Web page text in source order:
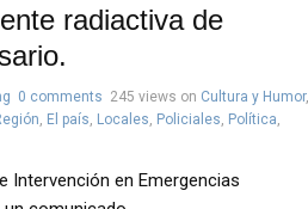
radiactiva de
0 comments 245 views on Cultura y Humor,
, El país, Locales, Policiales, Política,
Intervención en Emergencias